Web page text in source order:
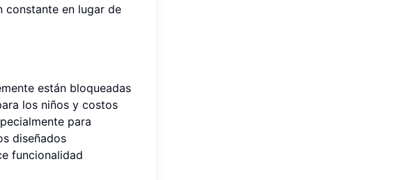
constante en lugar de
están bloqueadas
los niños y costos
para
diseñados
funcionalidad